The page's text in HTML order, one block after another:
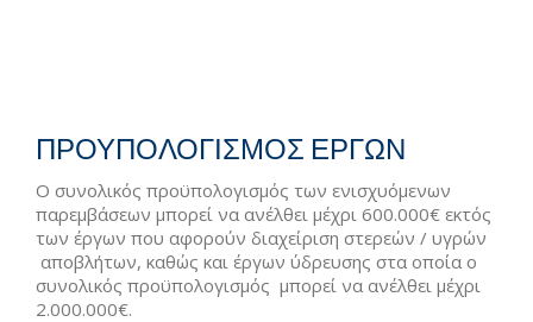
ΠΡΟΥΠΟΛΟΓΙΣΜΟΣ ΕΡΓΩΝ
Ο συνολικός προϋπολογισμός των ενισχυόμενων
παρεμβάσεων μπορεί να ανέλθει μέχρι 600.000€ εκτός
των έργων που αφορούν διαχείριση στερεών / υγρών
αποβλήτων, καθώς και έργων ύδρευσης στα οποία o
συνολικός προϋπολογισμός μπορεί να ανέλθει μέχρι
2.000.000€.